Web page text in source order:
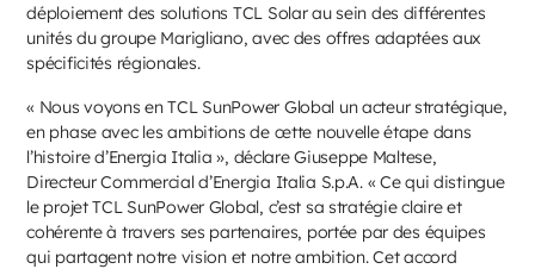
déploiement des solutions TCL Solar au sein des différentes
unités du groupe Marigliano, avec des offres adaptées aux
spécificités régionales.
« Nous voyons en TCL SunPower Global un acteur stratégique,
en phase avec les ambitions de cette nouvelle étape dans
l’histoire d’Energia Italia », déclare Giuseppe Maltese,
Directeur Commercial d’Energia Italia S.p.A. « Ce qui distingue
le projet TCL SunPower Global, c’est sa stratégie claire et
cohérente à travers ses partenaires, portée par des équipes
qui partagent notre vision et notre ambition. Cet accord